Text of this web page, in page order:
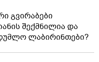
გვირაბები
შექმნილია და
ლაბირინთები?